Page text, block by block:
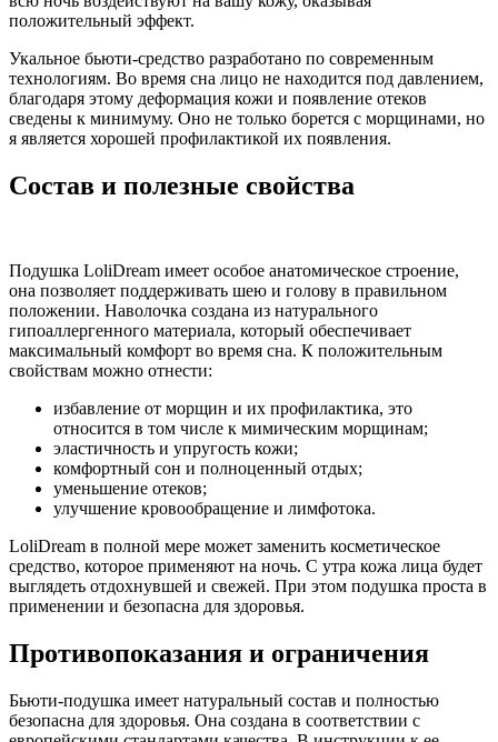
положительный эффект.
Укальное бьюти-средство разработано по современным
технологиям. Во время сна лицо не находится под давлением,
благодаря этому деформация кожи и появление отеков
сведены к минимуму. Оно не только борется с морщинами, но
я является хорошей профилактикой их появления.
Состав и полезные свойства
Подушка LoliDream имеет особое анатомическое строение,
она позволяет поддерживать шею и голову в правильном
положении. Наволочка создана из натурального
гипоаллергенного материала, который обеспечивает
максимальный комфорт во время сна. К положительным
свойствам можно отнести:
избавление от морщин и их профилактика, это
относится в том числе к мимическим морщинам;
эластичность и упругость кожи;
комфортный сон и полноценный отдых;
уменьшение отеков;
улучшение кровообращение и лимфотока.
LoliDream в полной мере может заменить косметическое
средство, которое применяют на ночь. С утра кожа лица будет
выглядеть отдохнувшей и свежей. При этом подушка проста в
применении и безопасна для здоровья.
Противопоказания и ограничения
Бьюти-подушка имеет натуральный состав и полностью
безопасна для здоровья. Она создана в соответствии с